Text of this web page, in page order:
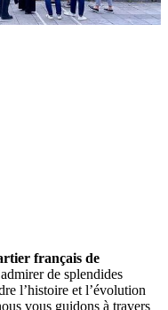
français de
de splendides
l’histoire et l’évolution
vous guidons à travers